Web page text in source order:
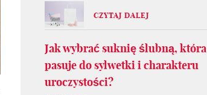
CZYTAJ DALEJ
Jak wybrać suknię ślubną, która
pasuje do sylwetki i charakteru
uroczystości?